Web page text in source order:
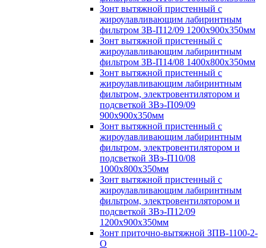
Зонт вытяжной пристенный с
жироулавливающим лабиринтным
фильтром ЗВ-П12/09 1200х900х350мм
Зонт вытяжной пристенный с
жироулавливающим лабиринтным
фильтром ЗВ-П14/08 1400х800х350мм
Зонт вытяжной пристенный с
жироулавливающим лабиринтным
фильтром, электровентилятором и
подсветкой ЗВэ-П09/09
900х900х350мм
Зонт вытяжной пристенный с
жироулавливающим лабиринтным
фильтром, электровентилятором и
подсветкой ЗВэ-П10/08
1000х800х350мм
Зонт вытяжной пристенный с
жироулавливающим лабиринтным
фильтром, электровентилятором и
подсветкой ЗВэ-П12/09
1200х900х350мм
Зонт приточно-вытяжной ЗПВ-1100-2-
О